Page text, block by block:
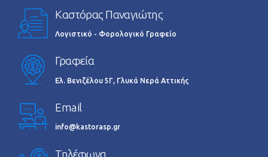
Καστόρας Παναγιώτης
Λογιστικό - Φορολογικό Γραφείο
Γραφεία
Ελ. Βενιζέλου 5Γ, Γλυκά Νερά Αττικής
Email
info@kastorasp.gr
Τηλέφωνα